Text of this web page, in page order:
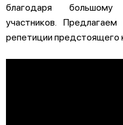
благодаря большому
участников.
репетиции предстоящего